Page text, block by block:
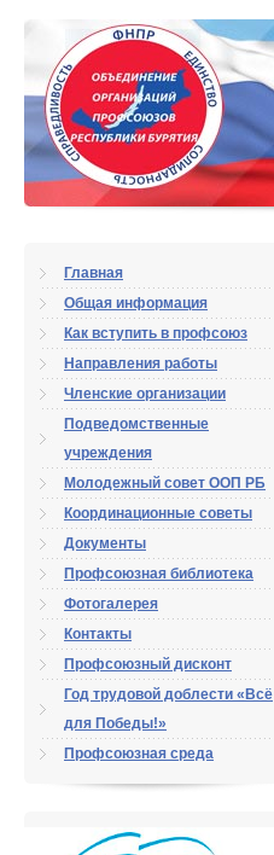
Главная
Общая информация
Как вступить в профсоюз
Направления работы
Членские организации
Подведомственные
учреждения
Молодежный совет ООП РБ
Координационные советы
Документы
Профсоюзная библиотека
Фотогалерея
Контакты
Профсоюзный дисконт
Год трудовой доблести «Всё
для Победы!»
Профсоюзная среда